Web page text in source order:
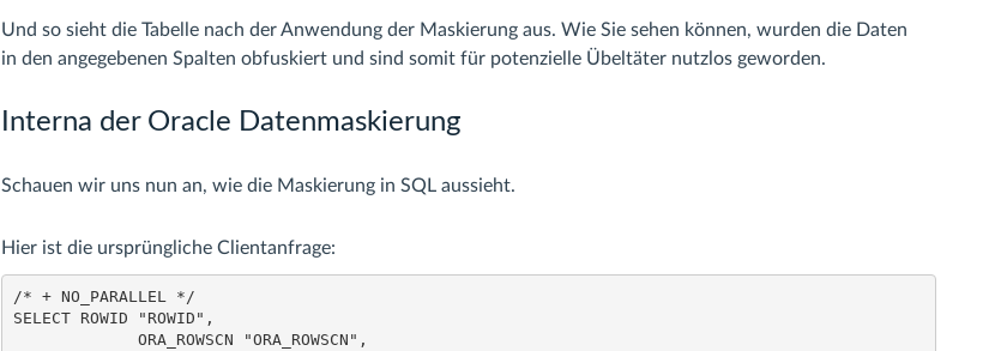
Und so sieht die Tabelle nach der Anwendung der Maskierung aus. Wie Sie sehen können, wurden die Daten
in den angegebenen Spalten obfuskiert und sind somit für potenzielle Übeltäter nutzlos geworden.
Interna der Oracle Datenmaskierung
Schauen wir uns nun an, wie die Maskierung in SQL aussieht.
Hier ist die ursprüngliche Clientanfrage:
/* + NO_PARALLEL */
SELECT ROWID "ROWID",
             ORA_ROWSCN "ORA_ROWSCN",